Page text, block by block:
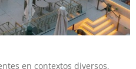
en contextos diversos,